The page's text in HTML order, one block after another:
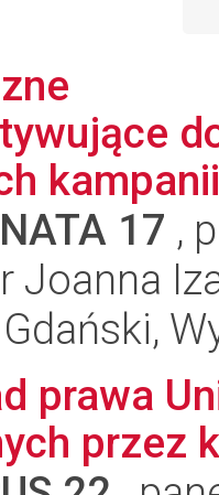
17 ,
Joanna
prawa
przez